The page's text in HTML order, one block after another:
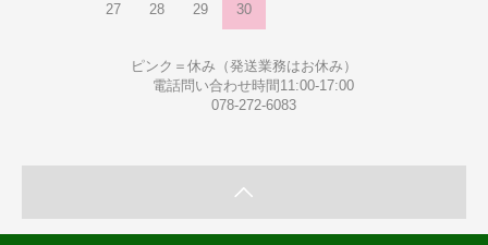
27 28 29 30
ピンク＝休み（発送業務はお休み）
電話問い合わせ時間11:00-17:00
078-272-6083